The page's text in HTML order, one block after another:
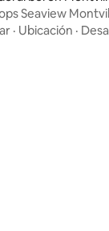
4.96 de 5; 321
Seaview
· Ubicación ·